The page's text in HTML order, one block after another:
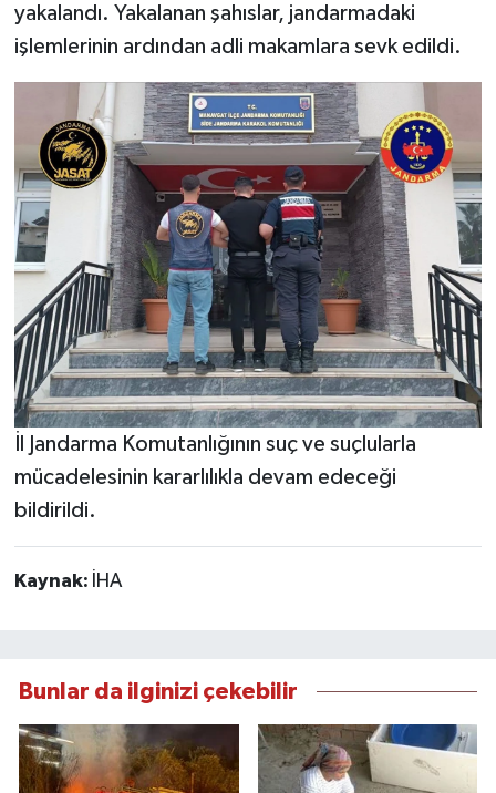
yakalandı. Yakalanan şahıslar, jandarmadaki
işlemlerinin ardından adli makamlara sevk edildi.
İl Jandarma Komutanlığının suç ve suçlularla
mücadelesinin kararlılıkla devam edeceği
bildirildi.
Kaynak: İHA
Bunlar da ilginizi çekebilir